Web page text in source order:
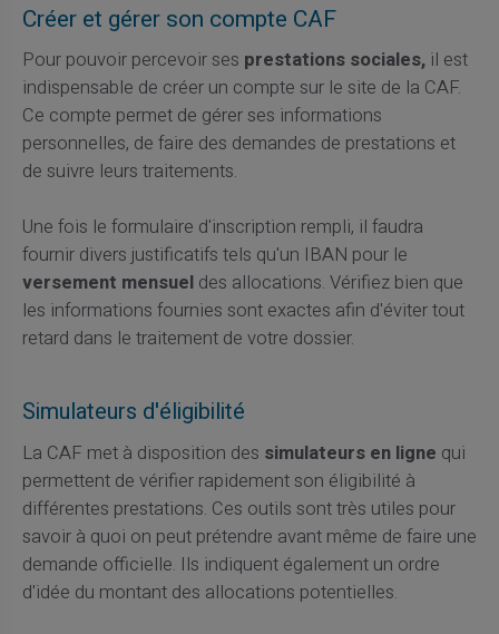
Créer et gérer son compte CAF
Pour pouvoir percevoir ses prestations sociales,il est
indispensable de créer un compte sur le site de la CAF.
Ce compte permet de gérer ses informations
personnelles, de faire des demandes de prestations et
de suivre leurs traitements.
Une fois le formulaire d'inscription rempli, il faudra
fournir divers justificatifs tels qu'un IBAN pour le
versement mensueldes allocations. Vérifiez bien que
les informations fournies sont exactes afin d'éviter tout
retard dans le traitement de votre dossier.
Simulateurs d'éligibilité
La CAF met à disposition des simulateurs en ligne qui
permettent de vérifier rapidement son éligibilité à
différentes prestations. Ces outils sont très utiles pour
savoir à quoi on peut prétendre avant même de faire une
demande officielle. Ils indiquent également un ordre
d'idée du montant des allocations potentielles.